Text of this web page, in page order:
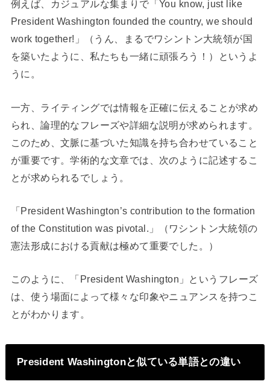
例えば、カジュアルな集まりで「You know, just like
President Washington founded the country, we should
work together!」（うん、まるでワシントン大統領が国
を築いたように、私たちも一緒に頑張ろう！）というよ
うに。
一方、ライティングでは情報を正確に伝えることが求め
られ、論理的なフレーズや詳細な説明が求められます。
このため、文脈に基づいた知識を持ち合わせていること
が重要です。学術的な文章では、次のように記述するこ
とが求められるでしょう。
「President Washington’s contribution to the formation
of the Constitution was pivotal.」（ワシントン大統領の
憲法形成における貢献は極めて重要でした。）
このように、「President Washington」というフレーズ
は、使う場面によって様々な印象やニュアンスを持つこ
とがわかります。
President Washingtonと似ている単語との違い